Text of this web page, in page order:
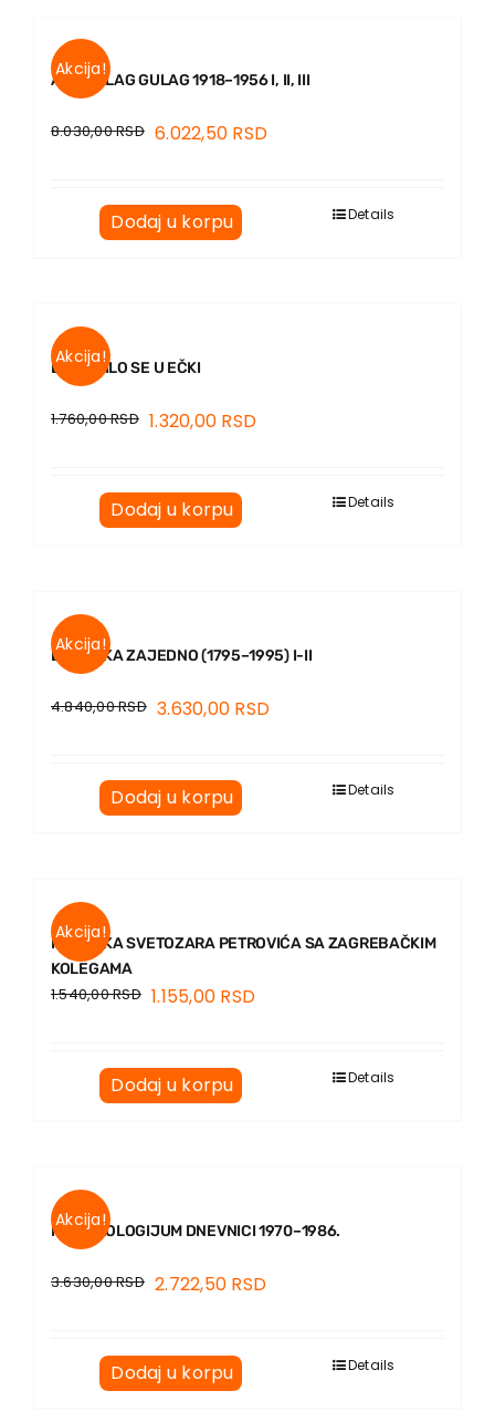
Akcija!
ARHIPELAG GULAG 1918–1956 I, II, III
8.030,00RSD 6.022,50 RSD
Dodaj u korpu Details
Akcija!
DOGODILO SE U EČKI
1.760,00RSD 1.320,00 RSD
Dodaj u korpu Details
Akcija!
DVA VEKA ZAJEDNO (1795–1995) I-II
4.840,00RSD 3.630,00 RSD
Dodaj u korpu Details
Akcija!
PREPISKA SVETOZARA PETROVIĆA SA ZAGREBAČKIM
KOLEGAMA
1.540,00RSD 1.155,00 RSD
Dodaj u korpu Details
Akcija!
MARTIROLOGIJUM DNEVNICI 1970–1986.
3.630,00RSD 2.722,50 RSD
Dodaj u korpu Details